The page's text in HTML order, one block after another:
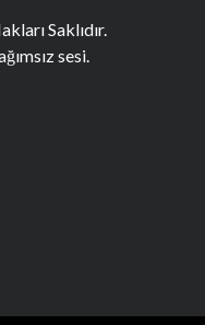
Saklıdır.
sesi.